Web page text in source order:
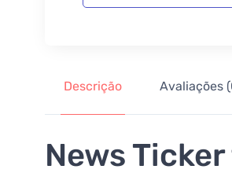
Descrição Avaliações
News